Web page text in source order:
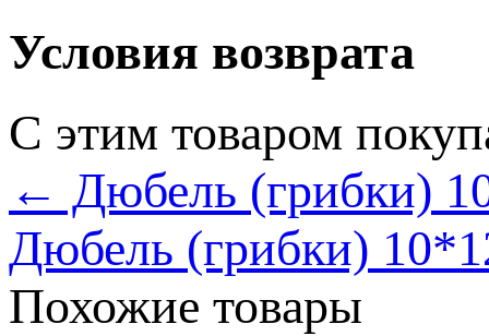
Условия возврата
C этим товаром
← Дюбель (грибки)
Дюбель (грибки)
Похожие товары